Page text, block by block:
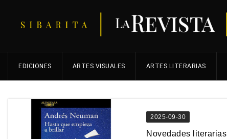
EDICIONES ARTES VISUALES ARTES LITERARIAS
2025-09-30
Novedades literarias